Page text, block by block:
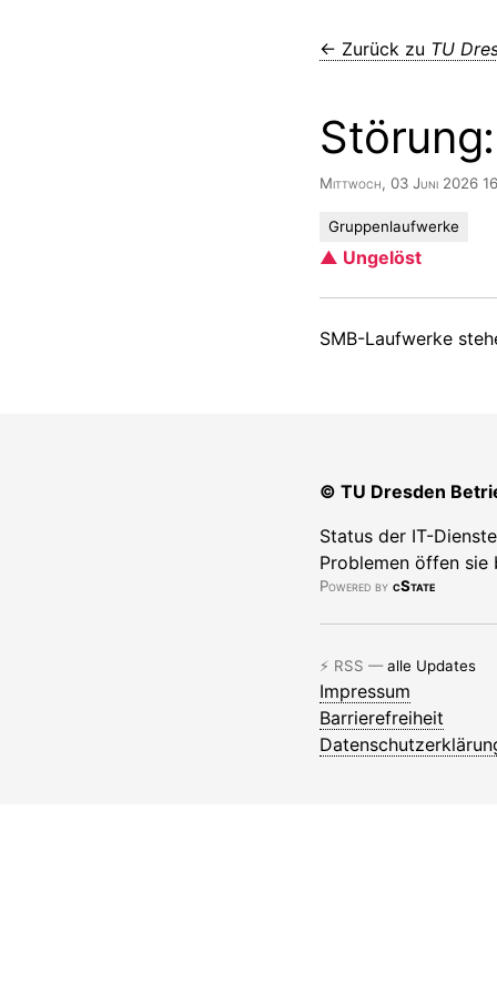
← Zurück zu TU
Mittwoch, 03 Juni 2026
Gruppenlaufwerke
▲ Ungelöst
SMB-Laufwerke
© TU Dresden
Status der IT-
Problemen öffen
Powered by cState
⚡ RSS —alle Updates
Impressum
Barrierefreiheit